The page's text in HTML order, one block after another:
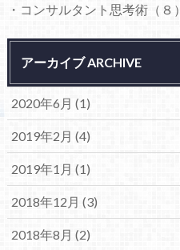
・コンサルタント思考術（８）
アーカイブ ARCHIVE
2020年6月 (1)
2019年2月 (4)
2019年1月 (1)
2018年12月 (3)
2018年8月 (2)